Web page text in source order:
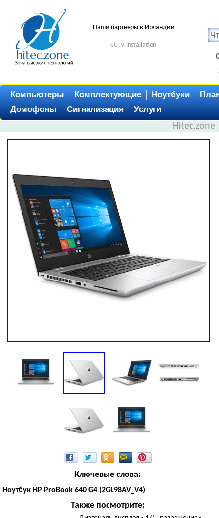
Наши партнеры в Ирландии
CCTV installation
Компьютеры Комплектующие Ноутбуки
Домофоны
Сигнализация Услуги
Hitec.zone
Ключевые слова:
Ноутбук HP ProBook 640 G4 (2GL98AV_V4)
Также посмотрите: